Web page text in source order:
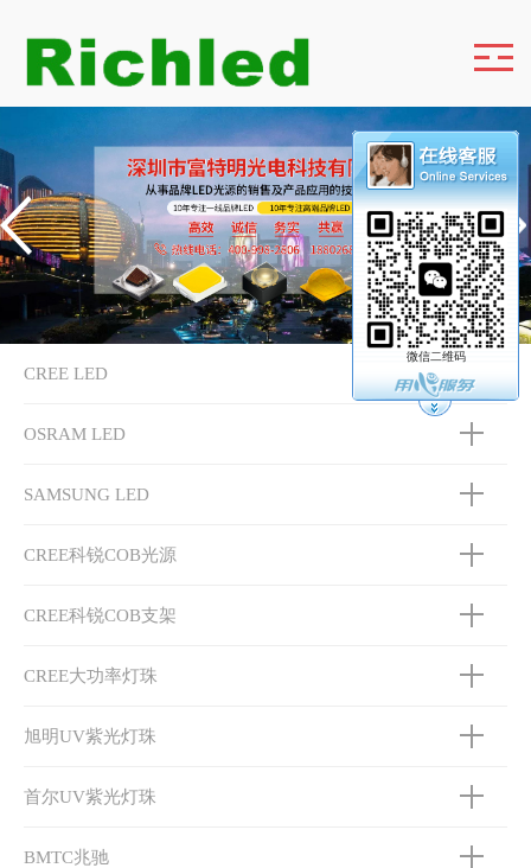
微信二维码
CREE LED
OSRAM LED
SAMSUNG LED
CREE科锐COB光源
CREE科锐COB支架
CREE大功率灯珠
旭明UV紫光灯珠
首尔UV紫光灯珠
BMTC兆驰